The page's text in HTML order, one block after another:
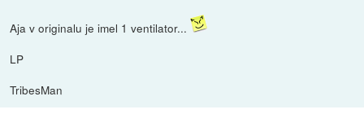
Aja v originalu je imel 1 ventilator...
LP
TribesMan